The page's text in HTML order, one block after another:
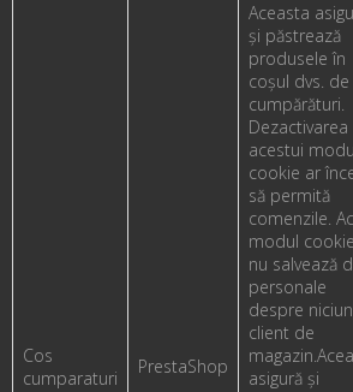
Cos
cumparaturi
PrestaShop
Aceasta
și păstrează
produsele în
coșul dvs. de
cumpărături.
Dezactivarea
acestui
cookie ar
să permită
comenzile.
modul cookie
nu salvează
personale
despre niciun
client de
magazin.
asigură și